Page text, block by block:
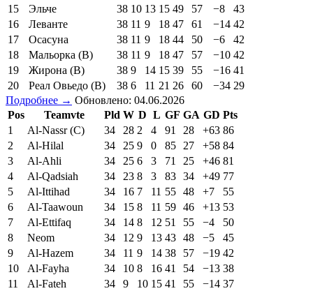
15 Эльче 38 10 13 15 49 57 −8
43
16
Леванте 38 11 9 18 47 61 −14 42
17
Осасуна 38 11 9 18 44 50 −6
42
18
Мальорка (В) 38 11 9 18 47 57 −10 42
19
Жирона (В) 38 9 14 15 39 55 −16 41
20
Реал Овьедо (В) 38 6 11 21 26 60 −34 29
Подробнее → Обновлено: 04.06.2026
Pos
Teamvte Pld W D L GF GA GD Pts
1
Al-Nassr (C) 34 28 2 4 91 28 +63 86
2
Al-Hilal 34 25 9 0 85 27 +58 84
3
Al-Ahli 34 25 6 3 71 25 +46 81
4
Al-Qadsiah 34 23 8 3 83 34 +49 77
5
Al-Ittihad 34 16 7 11 55 48 +7
55
6
Al-Taawoun 34 15 8 11 59 46 +13 53
7
Al-Ettifaq 34 14 8 12 51 55 −4
50
8
Neom 34 12 9 13 43 48 −5
45
9
Al-Hazem 34 11 9 14 38 57 −19 42
10
Al-Fayha 34 10 8 16 41 54 −13 38
11
Al-Fateh 34 9 10 15 41 55 −14 37